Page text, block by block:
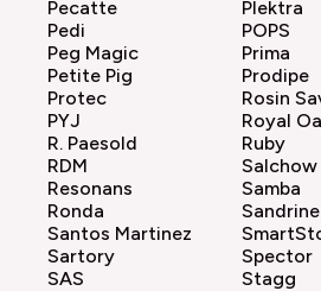
Pecatte
Pedi
Peg Magic
Petite Pig
Plektra
POPS
Prima
Prodipe
Protec
PYJ
R. Paesold
RDM
Resonans
Ronda
Rosin
Royal
Ruby
Salchow
Samba
Santos Martinez
Sartory
SAS
Spector
Stagg